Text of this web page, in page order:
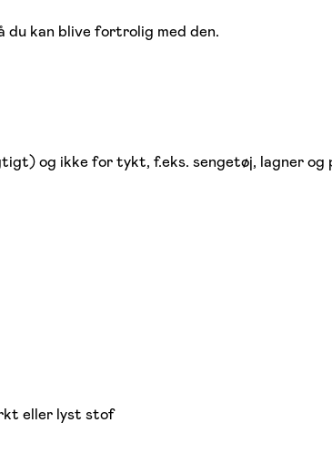
du kan blive fortrolig med den.
og ikke for tykt, f.eks. sengetøj, lagner og
eller lyst stof